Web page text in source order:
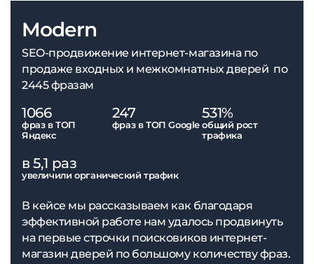
Modern
SEO-продвижение интернет-магазина по
продаже входных и межкомнатных дверей по
2445 фразам
1066
фраз в ТОП
Яндекс
247
фраз в ТОП Google
531%
общий рост
трафика
в 5,1 раз
увеличили органический трафик
В кейсе мы рассказываем как благодаря
эффективной работе нам удалось продвинуть
на первые строчки поисковиков интернет-
магазин дверей по большому количеству фраз.